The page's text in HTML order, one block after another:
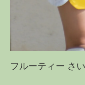
フルーティー さ